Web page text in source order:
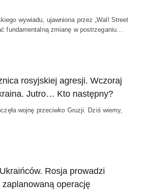
wywiadu, ujawniona przez „Wall Street
fundamentalną zmianę w postrzeganiu…
rosyjskiej agresji. Wczoraj
Jutro… Kto następny?
wojnę przeciwko Gruzji. Dziś wiemy,
Rosja prowadzi
operację